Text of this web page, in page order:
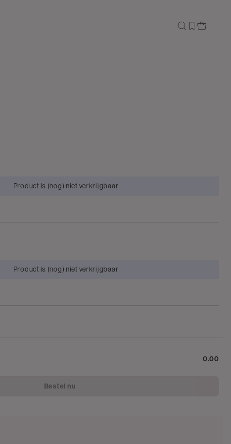
Product is (nog) niet verkrijgbaar
Product is (nog) niet verkrijgbaar
0.00
Bestel nu